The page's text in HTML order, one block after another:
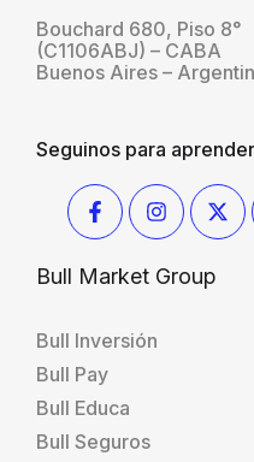
Bouchard 680, Piso 8°
(C1106ABJ) – CABA
Buenos Aires –
Seguinos para
Bull Market Group
Bull Inversión
Bull Pay
Bull Educa
Bull Seguros